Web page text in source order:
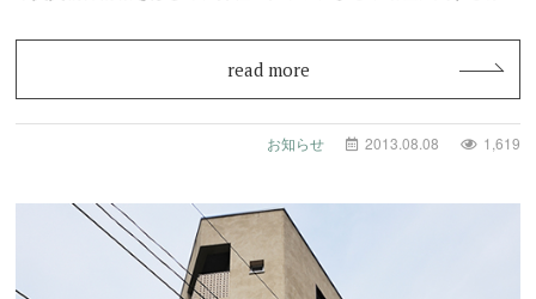
read more
お知らせ 2013.08.08 1,619